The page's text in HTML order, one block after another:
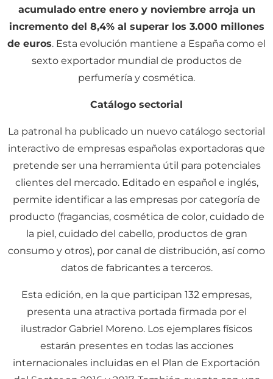
acumulado entre enero y noviembre arroja un
incremento del 8,4% al superar los 3.000 millones
de euros. Esta evolución mantiene a España como el
sexto exportador mundial de productos de
perfumería y cosmética.
Catálogo sectorial
La patronal ha publicado un nuevo catálogo sectorial
interactivo de empresas españolas exportadoras que
pretende ser una herramienta útil para potenciales
clientes del mercado. Editado en español e inglés,
permite identificar a las empresas por categoría de
producto (fragancias, cosmética de color, cuidado de
la piel, cuidado del cabello, productos de gran
consumo y otros), por canal de distribución, así como
datos de fabricantes a terceros.
Esta edición, en la que participan 132 empresas,
presenta una atractiva portada firmada por el
ilustrador Gabriel Moreno. Los ejemplares físicos
estarán presentes en todas las acciones
internacionales incluidas en el Plan de Exportación